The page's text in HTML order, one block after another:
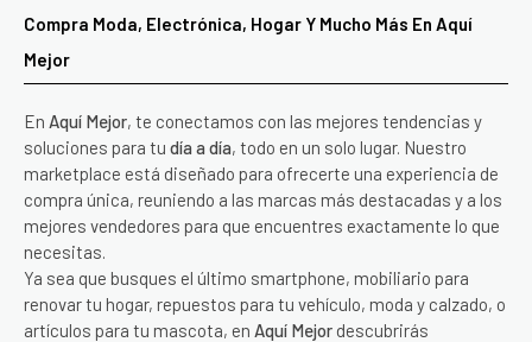
Compra Moda, Electrónica, Hogar Y Mucho Más En Aquí
Mejor
En Aquí Mejor, te conectamos con las mejores tendencias y
soluciones para tu día a día, todo en un solo lugar. Nuestro
marketplace está diseñado para ofrecerte una experiencia de
compra única, reuniendo a las marcas más destacadas y a los
mejores vendedores para que encuentres exactamente lo que
necesitas.
Ya sea que busques el último smartphone, mobiliario para
renovar tu hogar, repuestos para tu vehículo, moda y calzado, o
artículos para tu mascota, en Aquí Mejor descubrirás